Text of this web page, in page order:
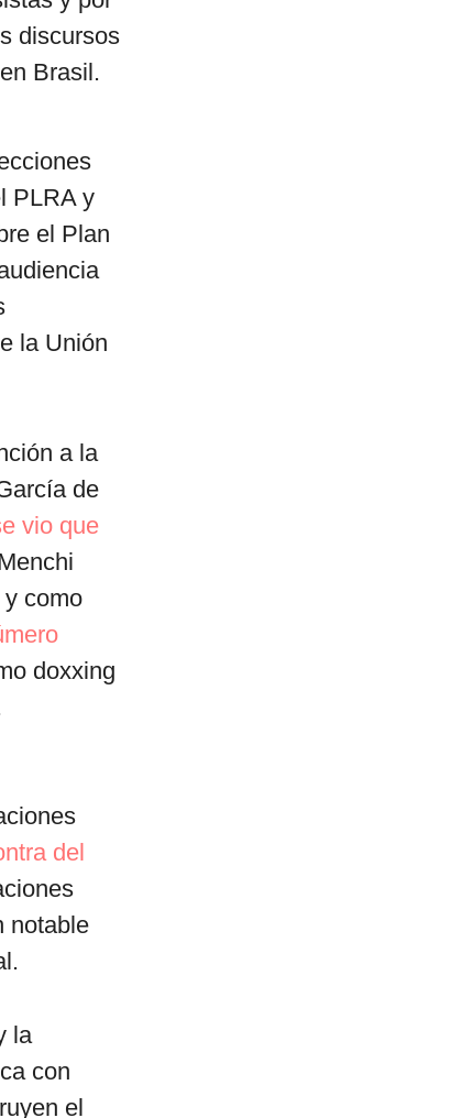
discursos
Brasil.
PLRA y
el Plan
la Unión
a la
de
vio que
como
doxxing
del
notable
la
con
el